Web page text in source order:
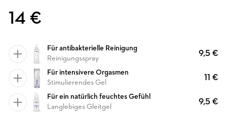
14 €
Für antibakterielle Reinigung
Reinigungsspray
9,5 €
Für intensivere Orgasmen
Stimulierendes Gel
11 €
Für ein natürlich feuchtes Gefühl
Langlebiges Gleitgel
9,5 €